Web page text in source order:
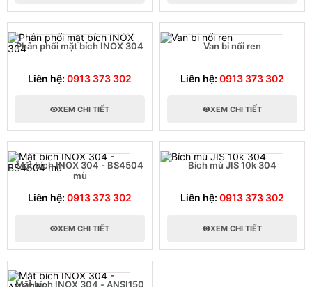
Phân phối mặt bích INOX 304
Liên hệ: 0913 373 302
XEM CHI TIẾT
Van bi nối ren
Liên hệ: 0913 373 302
XEM CHI TIẾT
Mặt bích INOX 304 - BS4504
mù
Liên hệ: 0913 373 302
XEM CHI TIẾT
Bích mù JIS 10k 304
Liên hệ: 0913 373 302
XEM CHI TIẾT
Mặt bích INOX 304 - ANSI150